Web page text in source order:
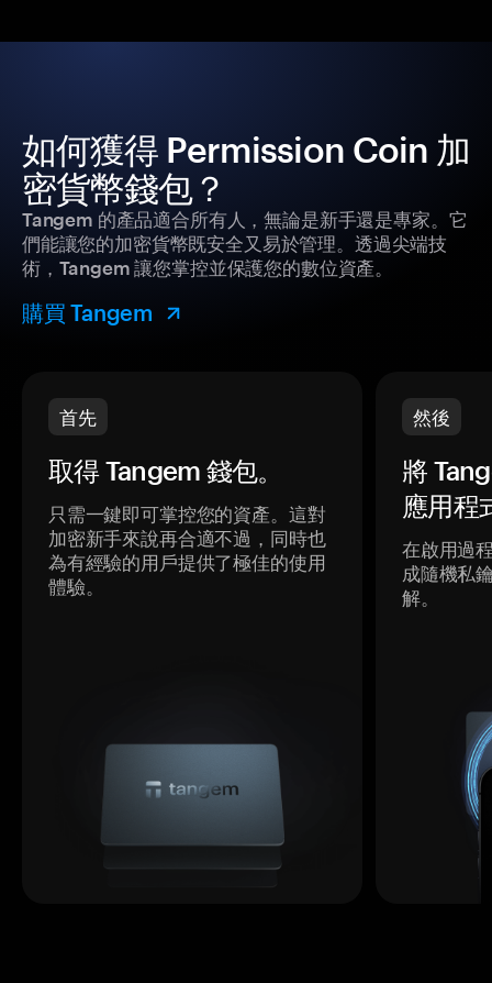
如何獲得 Permission Coin 加
密貨幣錢包？
Tangem 的產品適合所有人，無論是新手還是專家。它
們能讓您的加密貨幣既安全又易於管理。透過尖端技
術，Tangem 讓您掌控並保護您的數位資產。
購買 Tangem
首先
取得 Tangem 錢包。
只需一鍵即可掌控您的資產。這對
加密新手來說再合適不過，同時也
為有經驗的用戶提供了極佳的使用
體驗。
然後
將
應用程
在啟用過
成隨機私
解。